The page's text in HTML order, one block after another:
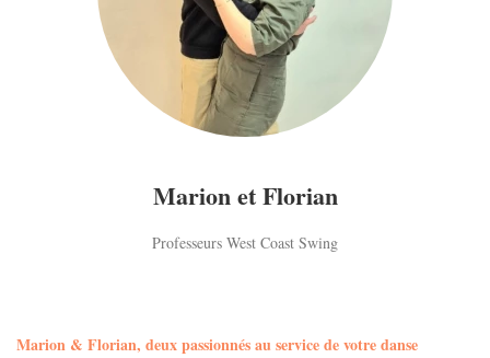
Marion et Florian
Professeurs West Coast Swing
Marion & Florian, deux passionnés au service de votre danse